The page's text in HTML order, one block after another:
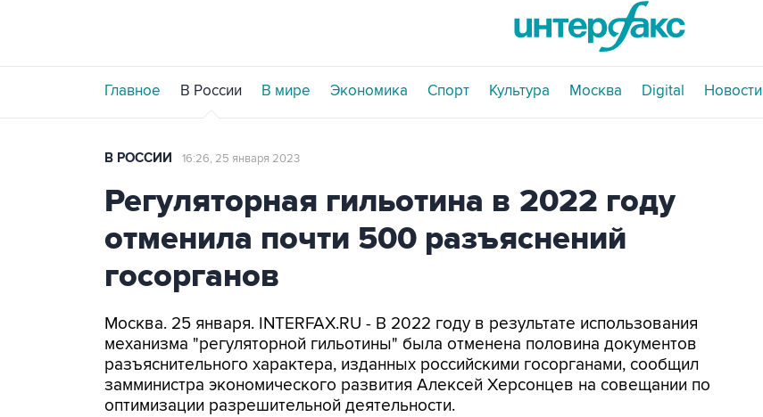
Главное В России В мире Экономика Спорт Культура Москва Digital Новости
В РОССИИ 16:26, 25 января 2023
Регуляторная гильотина в 2022 году
отменила почти 500 разъяснений
госорганов
Москва. 25 января. INTERFAX.RU - В 2022 году в результате использования
механизма "регуляторной гильотины" была отменена половина документов
разъяснительного характера, изданных российскими госорганами, сообщил
замминистра экономического развития Алексей Херсонцев на совещании по
оптимизации разрешительной деятельности.